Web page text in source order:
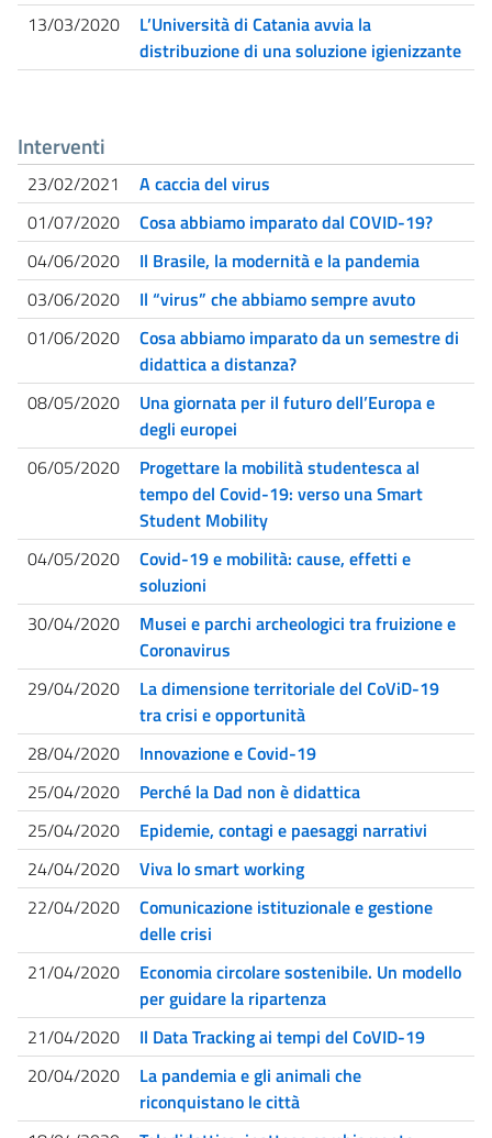
13/03/2020
L’Università di Catania avvia la
distribuzione di una soluzione igienizzante
Interventi
23/02/2021
A caccia del virus
01/07/2020
Cosa abbiamo imparato dal COVID-19?
04/06/2020
Il Brasile, la modernità e la pandemia
03/06/2020
Il “virus” che abbiamo sempre avuto
01/06/2020
Cosa abbiamo imparato da un semestre di
didattica a distanza?
08/05/2020
Una giornata per il futuro dell’Europa e
degli europei
06/05/2020
Progettare la mobilità studentesca al
tempo del Covid-19: verso una Smart
Student Mobility
04/05/2020
Covid-19 e mobilità: cause, effetti e
soluzioni
30/04/2020
Musei e parchi archeologici tra fruizione e
Coronavirus
29/04/2020
La dimensione territoriale del CoViD-19
tra crisi e opportunità
28/04/2020
Innovazione e Covid-19
25/04/2020
Perché la Dad non è didattica
25/04/2020
Epidemie, contagi e paesaggi narrativi
24/04/2020
Viva lo smart working
22/04/2020
Comunicazione istituzionale e gestione
delle crisi
21/04/2020
Economia circolare sostenibile. Un modello
per guidare la ripartenza
21/04/2020
Il Data Tracking ai tempi del CoVID-19
20/04/2020
La pandemia e gli animali che
riconquistano le città